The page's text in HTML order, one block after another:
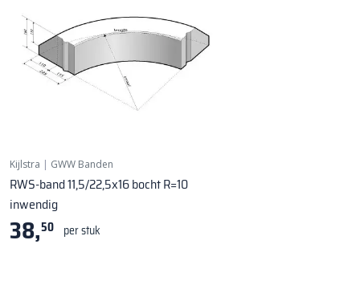
Kijlstra | GWW Banden
RWS-band 11,5/22,5x16 bocht R=10
inwendig
38,50 per stuk